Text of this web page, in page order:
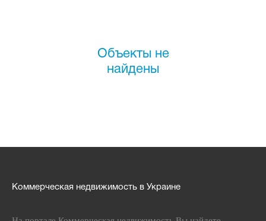
Объекты не
найдены
Коммерческая недвижимость в Украине